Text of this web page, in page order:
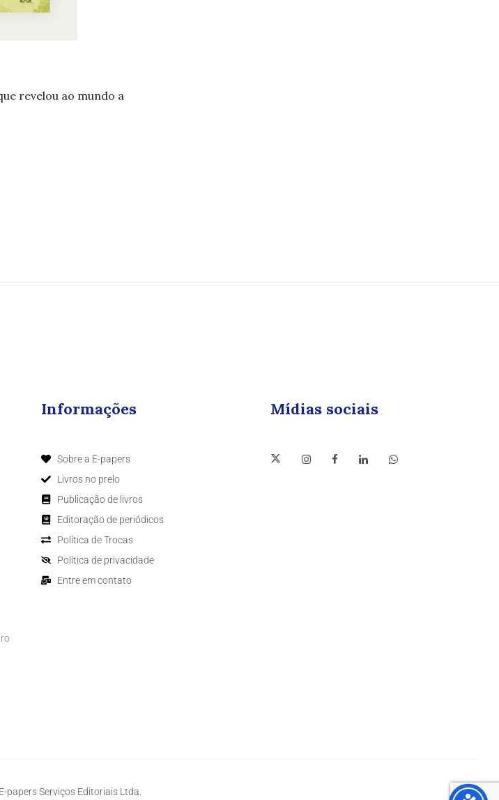
revelou ao mundo a
Informações
Sobre a E-papers
Livros no prelo
Publicação de livros
Editoração de periódicos
Política de Trocas
Política de privacidade
Entre em contato
Mídias sociais
papers Serviços Editoriais Ltda.